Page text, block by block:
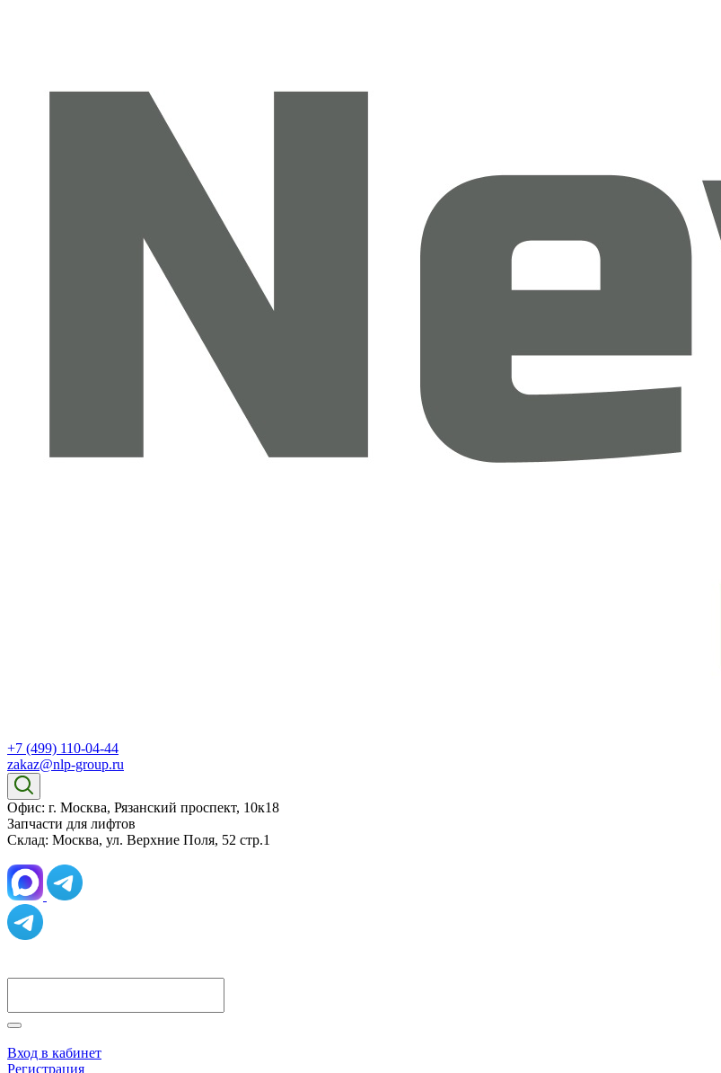
+7 (499) 110-04-44
zakaz@nlp-group.ru
Офис: г. Москва, Рязанский проспект, 10к18
Запчасти для лифтов
Склад: Москва, ул. Верхние Поля, 52 стр.1
Вход в кабинет
Регистрация